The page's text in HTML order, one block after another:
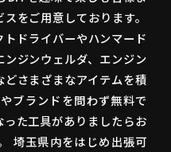
をご用意しております。
ドライバーやハンマード
ジンウェルダ、エンジン
さまざまなアイテムを積
ブランドを問わず無料で
た工具がありましたらお
埼玉県内をはじめ出張可